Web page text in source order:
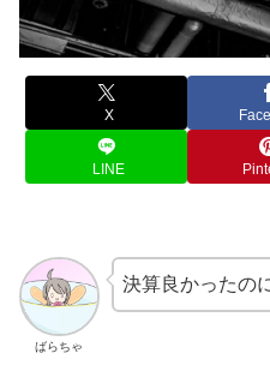
X
LINE
ばらちゃ
決算良かったの